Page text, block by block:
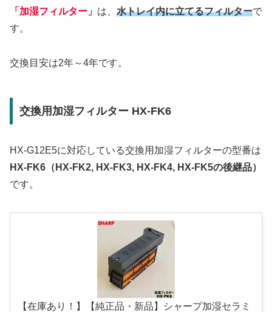
「加湿フィルター」 は、 水トレイ内に立てるフィルターで
す。
交換目安は2年～4年です。
交換用加湿フィルター HX-FK6
HX-G12E5に対応している交換用加湿フィルターの型番は
HX-FK6（HX-FK2, HX-FK3, HX-FK4, HX-FK5の後継品）
です。
【在庫あり！】【純正品・新品】シャープ加湿セラミ